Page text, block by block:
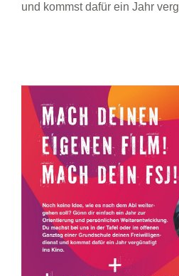
und kommst dafür ein Jahr